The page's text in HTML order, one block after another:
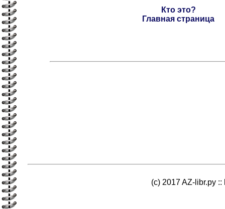
Кто это?
Главная страница
(c) 2017 AZ-libr.ру ::